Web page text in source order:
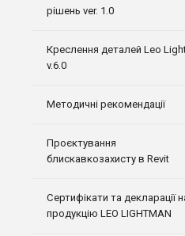
рішень ver. 1.0
Креслення деталей Leo
v.6.0
Методичні рекомендації
Проєктування
блискавкозахисту в Revit
Сертифікати та декларації
продукцію LEO LIGHTMAN